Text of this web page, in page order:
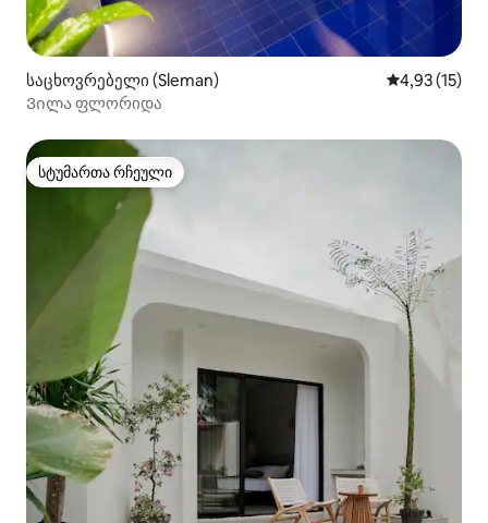
საცხოვრებელი (Sleman) საშუალო
4,93 (15)
Ვილა ფლორიდა
სტუმართა რჩეული
სტუმართა რჩეული